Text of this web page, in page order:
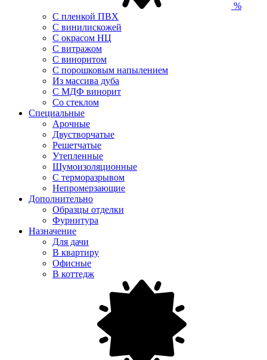
%
С пленкой ПВХ
С винилискожей
С окрасом НЦ
С витражом
С виноритом
С порошковым напылением
Из массива дуба
С МДФ винорит
Со стеклом
Специальные
Арочные
Двустворчатые
Решетчатые
Утепленные
Шумоизоляционные
С терморазрывом
Непромерзающие
Дополнительно
Образцы отделки
Фурнитура
Назначение
Для дачи
В квартиру
Офисные
В коттедж